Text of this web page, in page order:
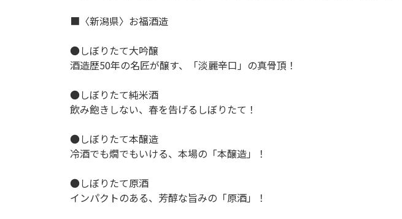
■〈新潟県〉お福酒造
●しぼりたて大吟醸
酒造歴50年の名匠が醸す、「淡麗辛口」の真骨頂！
●しぼりたて純米酒
飲み飽きしない、春を告げるしぼりたて！
●しぼりたて本醸造
冷酒でも燗でもいける、本場の「本醸造」！
●しぼりたて原酒
インパクトのある、芳醇な旨みの「原酒」！